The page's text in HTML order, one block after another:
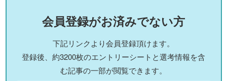
会員登録がお済みでない方
下記リンクより会員登録頂けます。
登録後、約3200枚のエントリーシートと選考情報を含
む記事の一部が閲覧できます。